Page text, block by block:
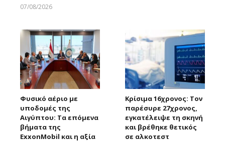
07/08/2026
Φυσικό αέριο με
υποδομές της
Αιγύπτου: Τα επόμενα
βήματα της
ExxonMobil και η αξία
Κρίσιμα 16χρονος: Τον
παρέσυρε 27χρονος,
εγκατέλειψε τη σκηνή
και βρέθηκε θετικός
σε αλκοτεστ